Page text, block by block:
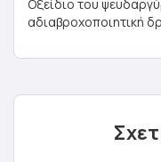
Οξείδιο του
αδιαβροχοποιητική